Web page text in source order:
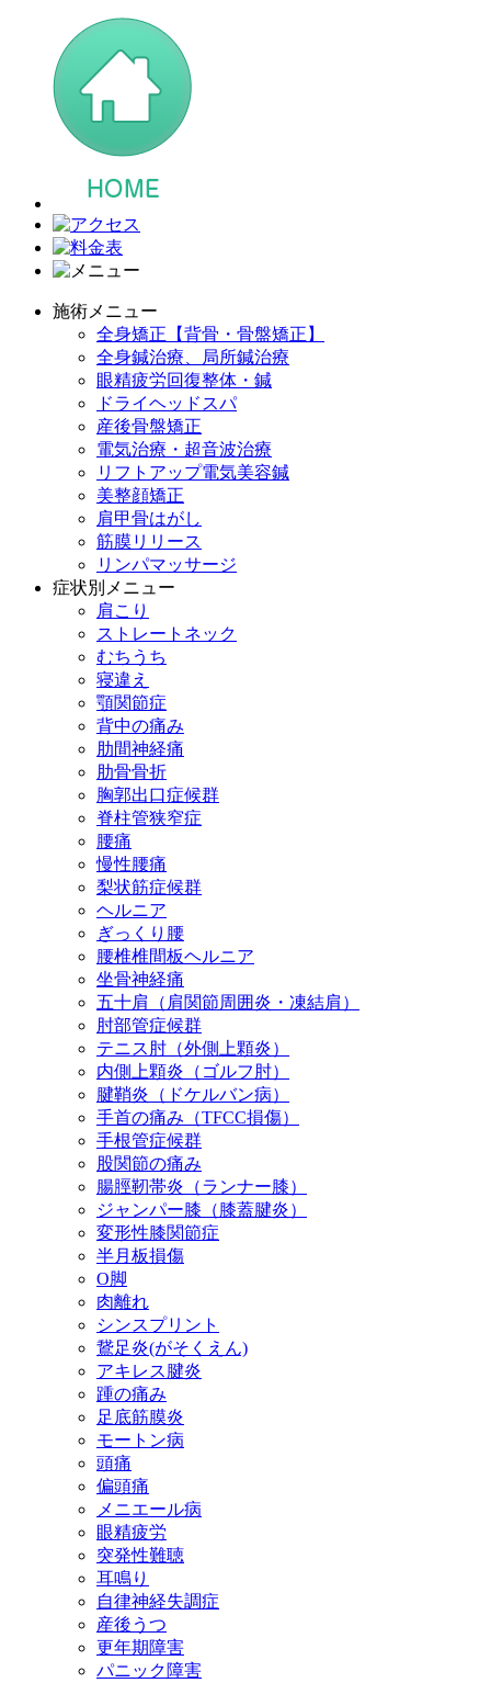
施術メニュー
全身矯正【背骨・骨盤矯正】
全身鍼治療、局所鍼治療
眼精疲労回復整体・鍼
ドライヘッドスパ
産後骨盤矯正
電気治療・超音波治療
リフトアップ電気美容鍼
美整顔矯正
肩甲骨はがし
筋膜リリース
リンパマッサージ
症状別メニュー
肩こり
ストレートネック
むちうち
寝違え
顎関節症
背中の痛み
肋間神経痛
肋骨骨折
胸郭出口症候群
脊柱管狭窄症
腰痛
慢性腰痛
梨状筋症候群
ヘルニア
ぎっくり腰
腰椎椎間板ヘルニア
坐骨神経痛
五十肩（肩関節周囲炎・凍結肩）
肘部管症候群
テニス肘（外側上顆炎）
内側上顆炎（ゴルフ肘）
腱鞘炎（ドケルバン病）
手首の痛み（TFCC損傷）
手根管症候群
股関節の痛み
腸脛靭帯炎（ランナー膝）
ジャンパー膝（膝蓋腱炎）
変形性膝関節症
半月板損傷
O脚
肉離れ
シンスプリント
鵞足炎(がそくえん)
アキレス腱炎
踵の痛み
足底筋膜炎
モートン病
頭痛
偏頭痛
メニエール病
眼精疲労
突発性難聴
耳鳴り
自律神経失調症
産後うつ
更年期障害
パニック障害